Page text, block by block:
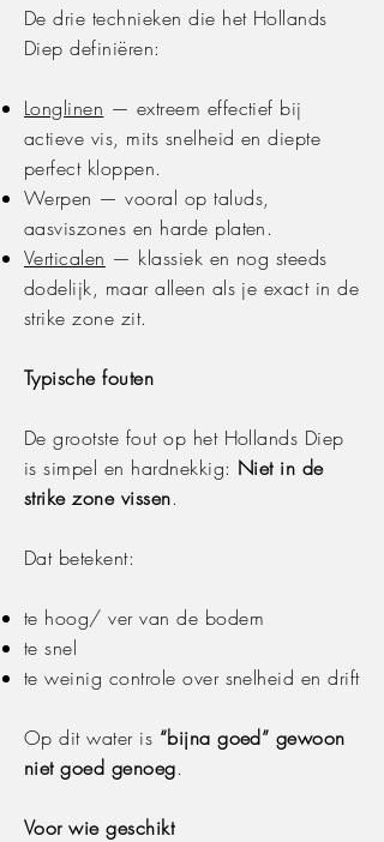
De drie technieken die het Hollands
Diep definiëren:
Longlinen — extreem effectief bij
actieve vis, mits snelheid en diepte
perfect kloppen.
Werpen — vooral op taluds,
aasviszones en harde platen.
Verticalen — klassiek en nog steeds
dodelijk, maar alleen als je exact in de
strike zone zit.
Typische fouten
De grootste fout op het Hollands Diep
is simpel en hardnekkig: Niet in de
strike zone vissen.
Dat betekent:
te hoog/ ver van de bodem
te snel
te weinig controle over snelheid en drift
Op dit water is “bijna goed” gewoon
niet goed genoeg.
Voor wie geschikt